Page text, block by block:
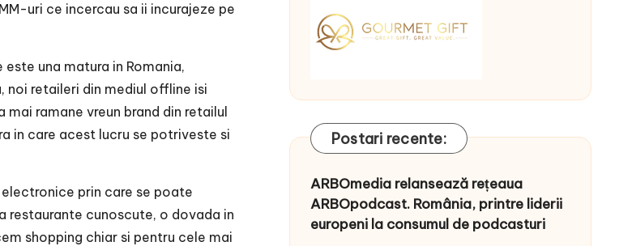
uri ce incercau sa ii incurajeze pe
una matura in Romania,
noi retaileri din mediul offline isi
ramane vreun brand din retailul
in care acest lucru se potriveste si
prin care se poate
restaurante cunoscute, o dovada in
shopping chiar si pentru cele mai
Postari recente:
ARBOmedia relansează rețeaua
ARBOpodcast. România, printre liderii
europeni la consumul de podcasturi